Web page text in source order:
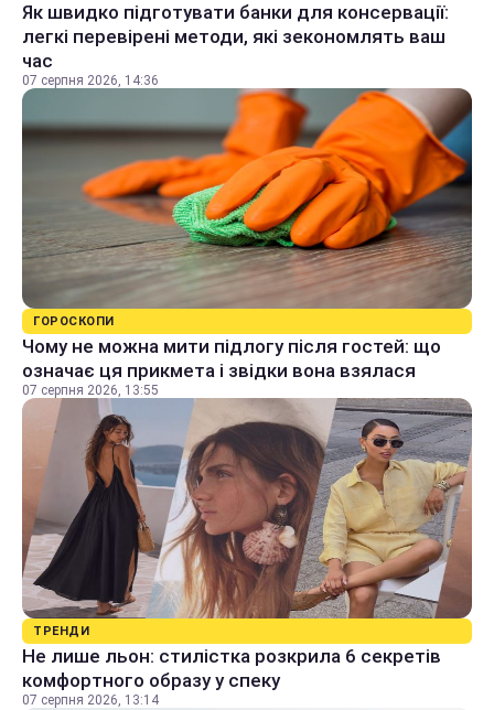
Як швидко підготувати банки для консервації:
легкі перевірені методи, які зекономлять ваш
час
07 серпня 2026, 14:36
ГОРОСКОПИ
Чому не можна мити підлогу після гостей: що
означає ця прикмета і звідки вона взялася
07 серпня 2026, 13:55
ТРЕНДИ
Не лише льон: стилістка розкрила 6 секретів
комфортного образу у спеку
07 серпня 2026, 13:14